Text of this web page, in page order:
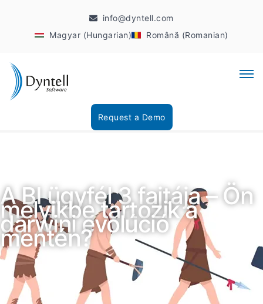
info@dyntell.com
Magyar (Hungarian)
Română (Romanian)
Request a Demo
A BI ügyfél 3 fajtája – Ön
melyikbe tartozik a
darwini evolúció
mentén?